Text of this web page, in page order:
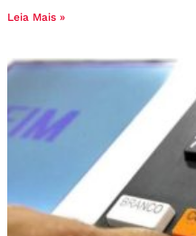
Leia Mais »